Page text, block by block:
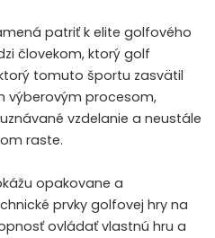
patriť k elite golfového
človekom, ktorý golf
tomuto športu zasvätil
výberovým procesom,
vzdelanie a neustále
raste.
opakovane a
prvky golfovej hry na
ovládať vlastnú hru a